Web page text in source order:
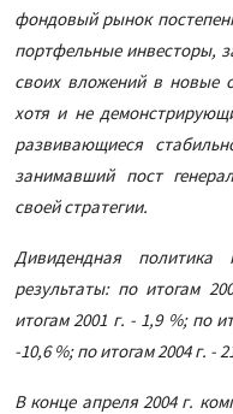
фондовый рынок
портфельные инвесторы,
своих вложений в новые
хотя и не
развивающиеся
занимавший пост
своей стратегии.
Дивидендная политика
результаты: по итогам
итогам 2001 г. - 1,9 %; по
-10,6 %; по итогам 2004 г. -
В конце апреля 2004 г.